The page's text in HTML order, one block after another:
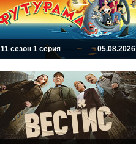
11 сезон 1 серия 05.08.2026